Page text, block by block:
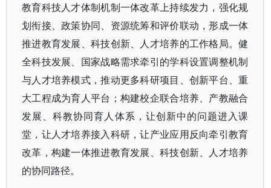
教育科技人才体制机制一体改革上持续发力，强化规
划衔接、政策协同、资源统筹和评价联动，形成一体
推进教育发展、科技创新、人才培养的工作格局。健
全科技发展、国家战略需求牵引的学科设置调整机制
与人才培养模式，推动更多科研项目、创新平台、重
大工程成为育人平台；构建校企联合培养、产教融合
发展、科教协同育人体系，让创新中的问题进入课
堂，让人才培养接入科研，让产业应用反向牵引教育
改革，构建一体推进教育发展、科技创新、人才培养
的协同路径。